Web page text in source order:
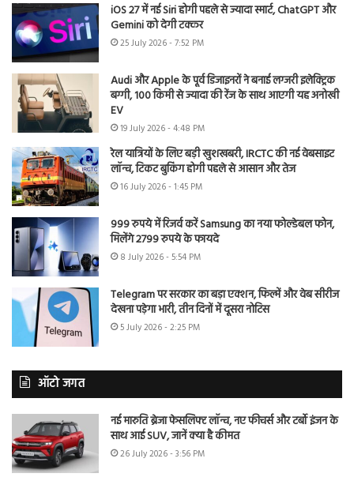
iOS 27 में नई Siri होगी पहले से ज्यादा स्मार्ट, ChatGPT और
Gemini को देगी टक्कर
25 July 2026 - 7:52 PM
Audi और Apple के पूर्व डिजाइनरों ने बनाई लग्जरी इलेक्ट्रिक
बग्गी, 100 किमी से ज्यादा की रेंज के साथ आएगी यह अनोखी
EV
19 July 2026 - 4:48 PM
रेल यात्रियों के लिए बड़ी खुशखबरी, IRCTC की नई वेबसाइट
लॉन्च, टिकट बुकिंग होगी पहले से आसान और तेज
16 July 2026 - 1:45 PM
999 रुपये में रिजर्व करें Samsung का नया फोल्डेबल फोन,
मिलेंगे 2799 रुपये के फायदे
8 July 2026 - 5:54 PM
Telegram पर सरकार का बड़ा एक्शन, फिल्में और वेब सीरीज
देखना पड़ेगा भारी, तीन दिनों में दूसरा नोटिस
5 July 2026 - 2:25 PM
ऑटो जगत
नई मारुति ब्रेजा फेसलिफ्ट लॉन्च, नए फीचर्स और टर्बो इंजन के
साथ आई SUV, जानें क्या है कीमत
26 July 2026 - 3:56 PM